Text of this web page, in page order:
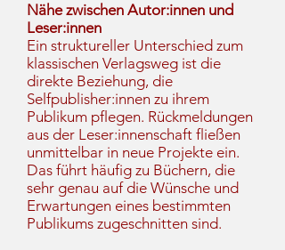
Nähe zwischen Autor:innen und
Leser:innen
Ein struktureller Unterschied zum
klassischen Verlagsweg ist die
direkte Beziehung, die
Selfpublisher:innen zu ihrem
Publikum pflegen. Rückmeldungen
aus der Leser:innenschaft fließen
unmittelbar in neue Projekte ein.
Das führt häufig zu Büchern, die
sehr genau auf die Wünsche und
Erwartungen eines bestimmten
Publikums zugeschnitten sind.